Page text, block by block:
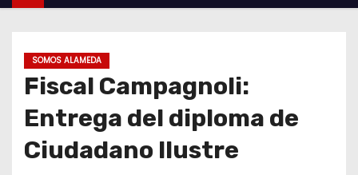
SOMOS ALAMEDA
Fiscal Campagnoli:
Entrega del diploma de
Ciudadano Ilustre